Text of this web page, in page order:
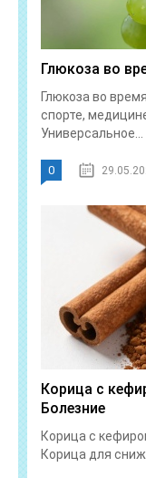
Глюкоза во
Глюкоза во
спорте,
Универсальное...
0
Корица с
Болезние
Корица с
Корица для